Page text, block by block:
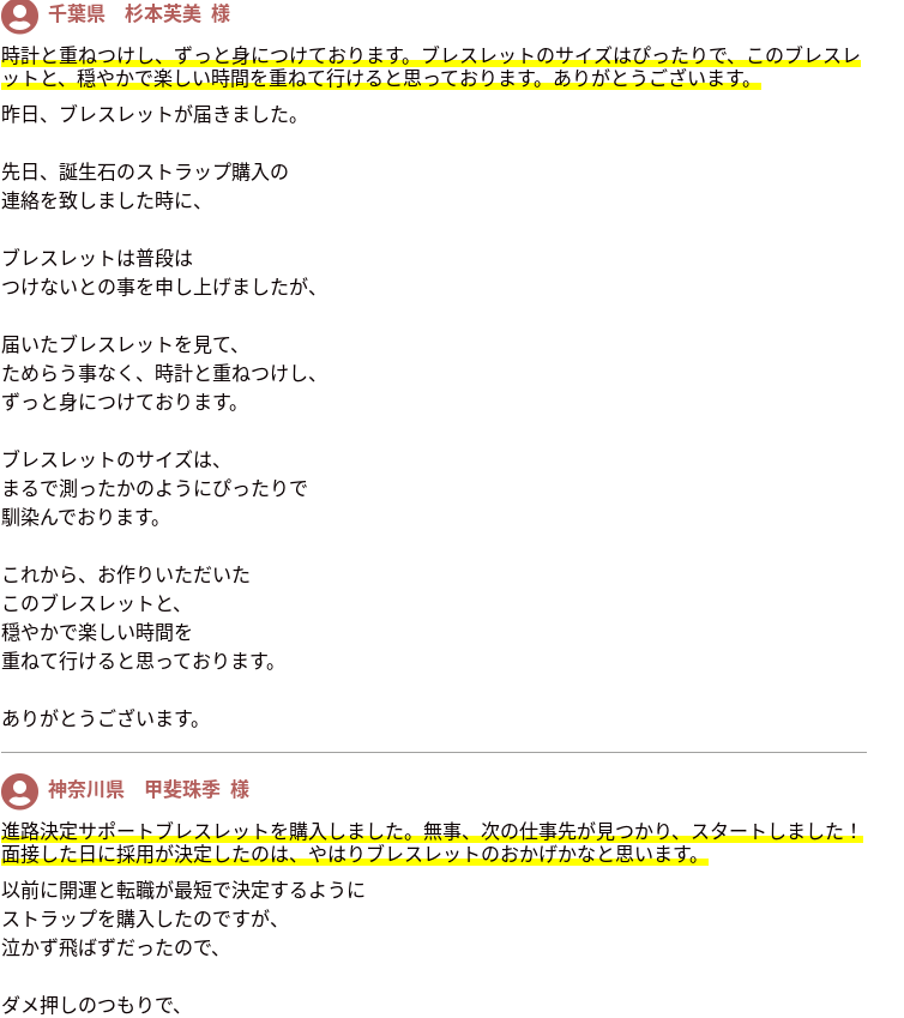
千葉県 杉本芙美 様
時計と重ねつけし、ずっと身につけております。ブレスレットのサイズはぴったりで、このブレスレ
ットと、穏やかで楽しい時間を重ねて行けると思っております。ありがとうございます。
昨日、ブレスレットが届きました。
先日、誕生石のストラップ購入の
連絡を致しました時に、
ブレスレットは普段は
つけないとの事を申し上げましたが、
届いたブレスレットを見て、
ためらう事なく、時計と重ねつけし、
ずっと身につけております。
ブレスレットのサイズは、
まるで測ったかのようにぴったりで
馴染んでおります。
これから、お作りいただいた
このブレスレットと、
穏やかで楽しい時間を
重ねて行けると思っております。
ありがとうございます。
神奈川県 甲斐珠季 様
進路決定サポートブレスレットを購入しました。無事、次の仕事先が見つかり、スタートしました！
面接した日に採用が決定したのは、やはりブレスレットのおかげかなと思います。
以前に開運と転職が最短で決定するように
ストラップを購入したのですが、
泣かず飛ばずだったので、
ダメ押しのつもりで、